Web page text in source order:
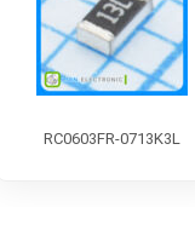
RC0603FR-0713K3L